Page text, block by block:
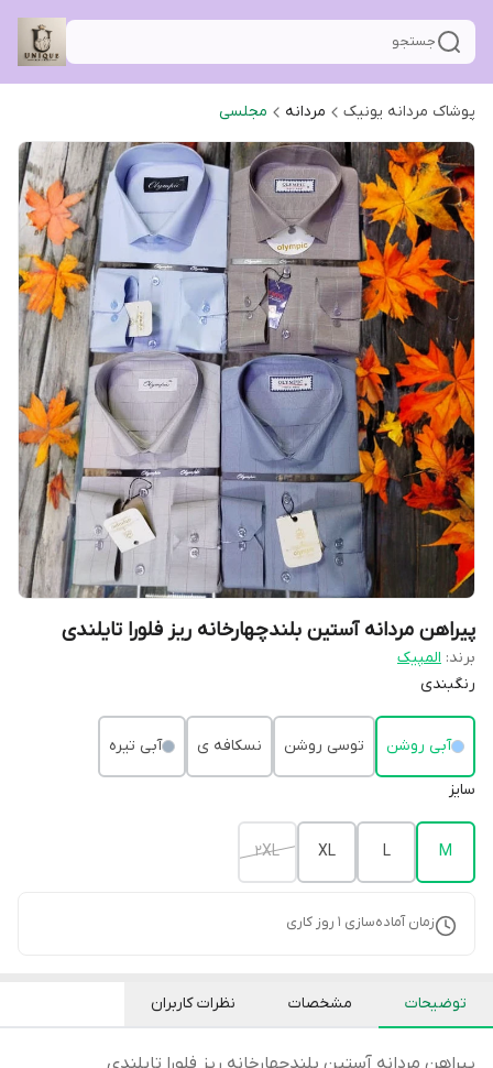
جستجو
پوشاک مردانه یونیک مردانه مجلسی
پیراهن مردانه آستین بلندچهارخانه ریز فلورا تایلندی
برند: المپیک
رنگبندی
آبی روشن توسی روشن نسکافه ی آبی تیره
سایز
M
L
XL
2XL
زمان آماده‌سازی 1 روز کاری
توضیحات مشخصات نظرات کاربران
پیراهن مردانه آستین بلندچهارخانه ریز فلورا تایلندی